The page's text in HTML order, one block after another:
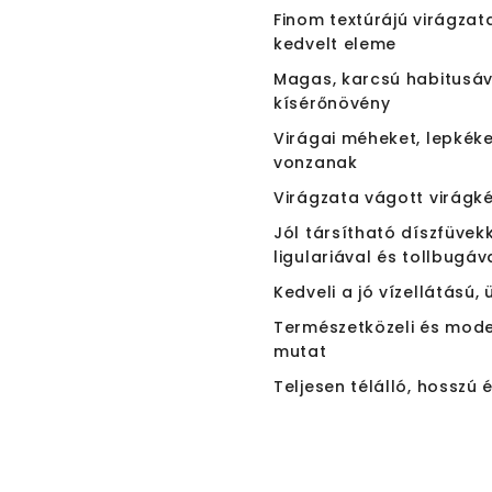
Finom textúrájú
kedvelt eleme
Magas, karcsú
kísérőnövény
Virágai méheket,
vonzanak
Virágzata vágott
Jól társítható
ligulariával és
Kedveli a jó vízellátású,
Természetközeli és
mutat
Teljesen télálló, hosszú